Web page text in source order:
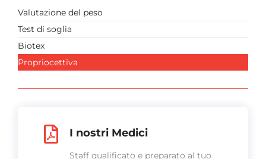
Valutazione del peso
Test di soglia
Biotex
Propriocettiva
I nostri Medici
Staff qualificato e preparato al tuo